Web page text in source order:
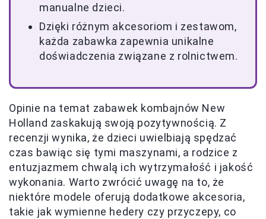
manualne dzieci.
Dzięki różnym akcesoriom i zestawom,
każda zabawka zapewnia unikalne
doświadczenia związane z rolnictwem.
Opinie na temat zabawek kombajnów New
Holland zaskakują swoją pozytywnością. Z
recenzji wynika, że dzieci uwielbiają spędzać
czas bawiąc się tymi maszynami, a rodzice z
entuzjazmem chwalą ich wytrzymałość i jakość
wykonania. Warto zwrócić uwagę na to, że
niektóre modele oferują dodatkowe akcesoria,
takie jak wymienne hedery czy przyczepy, co